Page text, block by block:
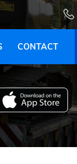
CONTACT